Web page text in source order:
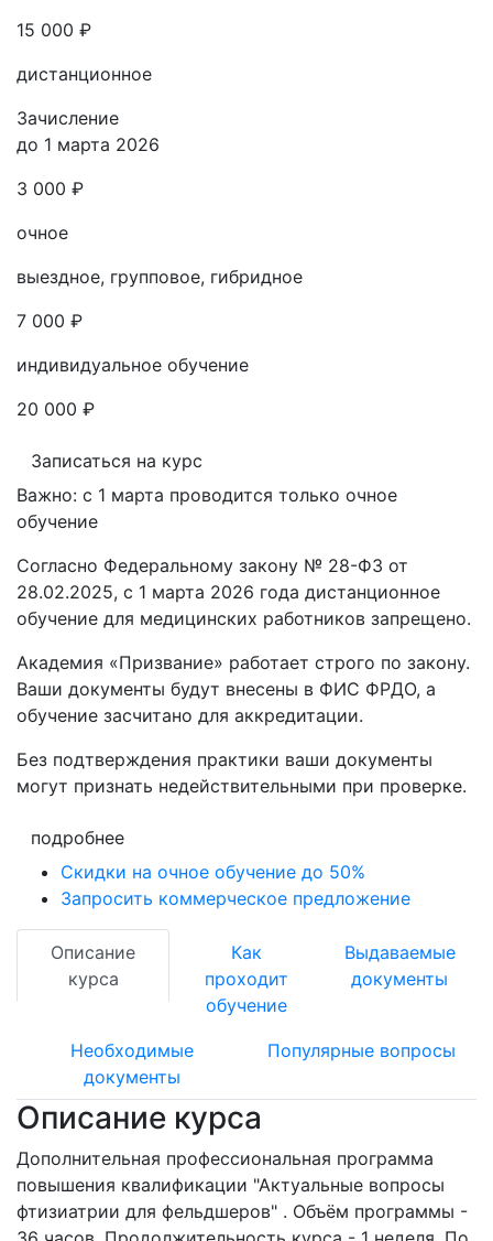
15 000 ₽
дистанционное
Зачисление
до 1 марта 2026
3 000 ₽
очное
выездное, групповое, гибридное
7 000 ₽
индивидуальное обучение
20 000 ₽
Записаться на курс
Важно: с 1 марта проводится только очное
обучение
Согласно Федеральному закону № 28-ФЗ от
28.02.2025, с 1 марта 2026 года дистанционное
обучение для медицинских работников запрещено.
Академия «Призвание» работает строго по закону.
Ваши документы будут внесены в ФИС ФРДО, а
обучение засчитано для аккредитации.
Без подтверждения практики ваши документы
могут признать недействительными при проверке.
подробнее
Скидки на очное обучение до 50%
Запросить коммерческое предложение
Описание
курса
Как
проходит
обучение
Выдаваемые
документы
Необходимые
документы
Популярные вопросы
Описание курса
Дополнительная профессиональная программа
повышения квалификации "Актуальные вопросы
фтизиатрии для фельдшеров" . Объём программы -